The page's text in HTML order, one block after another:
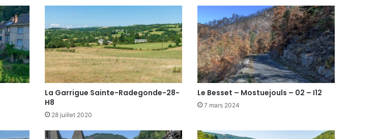
La Garrigue Sainte-Radegonde-28-
H8
28 juillet 2020
Le Besset – Mostuejouls – 02 – I12
7 mars 2024